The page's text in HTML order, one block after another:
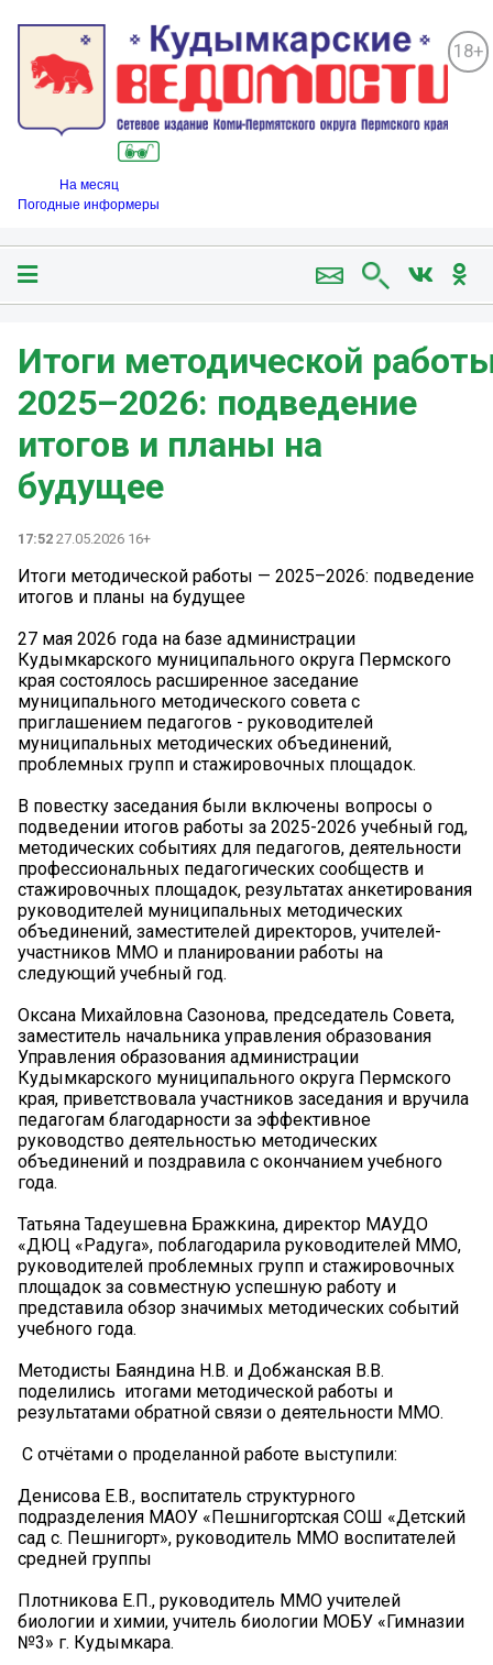
18+
На месяц
Погодные информеры
Итоги методической
2025–2026: подведение
итогов и планы на
будущее
17:52 27.05.2026 16+
Итоги методической работы — 2025–2026: подведение
итогов и планы на будущее
27 мая 2026 года на базе администрации
Кудымкарского муниципального округа Пермского
края состоялось расширенное заседание
муниципального методического совета с
приглашением педагогов - руководителей
муниципальных методических объединений,
проблемных групп и стажировочных площадок.
В повестку заседания были включены вопросы о
подведении итогов работы за 2025-2026 учебный год,
методических событиях для педагогов, деятельности
профессиональных педагогических сообществ и
стажировочных площадок, результатах анкетирования
руководителей муниципальных методических
объединений, заместителей директоров, учителей-
участников ММО и планировании работы на
следующий учебный год.
Оксана Михайловна Сазонова, председатель Совета,
заместитель начальника управления образования
Управления образования администрации
Кудымкарского муниципального округа Пермского
края, приветствовала участников заседания и вручила
педагогам благодарности за эффективное
руководство деятельностью методических
объединений и поздравила с окончанием учебного
года.
Татьяна Тадеушевна Бражкина, директор МАУДО
«ДЮЦ «Радуга», поблагодарила руководителей ММО,
руководителей проблемных групп и стажировочных
площадок за совместную успешную работу и
представила обзор значимых методических событий
учебного года.
Методисты Баяндина Н.В. и Добжанская В.В.
поделились итогами методической работы и
результатами обратной связи о деятельности ММО.
С отчётами о проделанной работе выступили:
Денисова Е.В., воспитатель структурного
подразделения МАОУ «Пешнигортская СОШ «Детский
сад с. Пешнигорт», руководитель ММО воспитателей
средней группы
Плотникова Е.П., руководитель ММО учителей
биологии и химии, учитель биологии МОБУ «Гимназии
№3» г. Кудымкара.